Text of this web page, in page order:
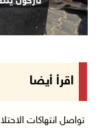
07/آب/2026 08:24 م
مستعمرون
مستعمرون
بعد تجديد منع
اقرأ أيضا
تواصل انتهاكات